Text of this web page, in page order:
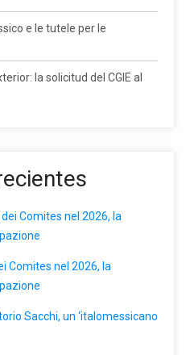
e le tutele per le
la solicitud del CGIE al
dei Comites nel 2026, la
Comites nel 2026, la
Sacchi, un ‘italomessicano